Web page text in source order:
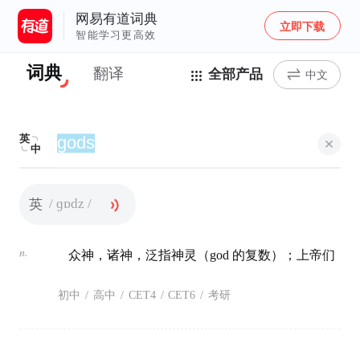
网易有道词典
智能学习更高效
立即下载
词典 翻译 全部产品 中文
英
中
英 / ɡɒdz /
n. 众神，诸神，泛指神灵（god 的复数）；上帝们
初中 / 高中 / CET4 / CET6 / 考研